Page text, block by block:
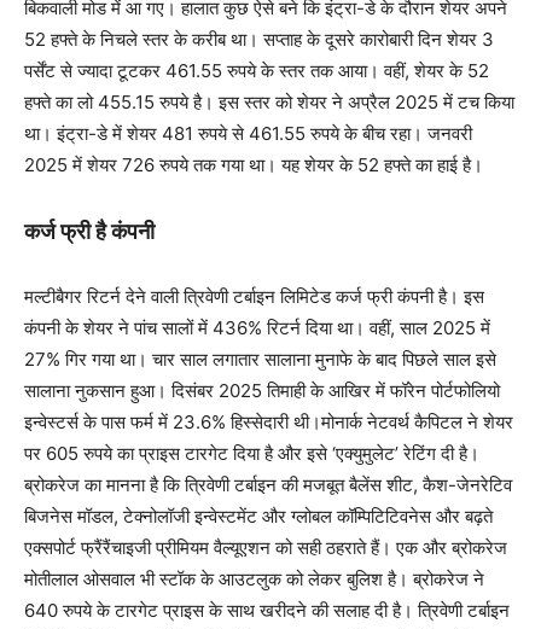
बिकवाली मोड में आ गए। हालात कुछ ऐसे बने कि इंट्रा-डे के दौरान शेयर अपने
52 हफ्ते के निचले स्तर के करीब था। सप्ताह के दूसरे कारोबारी दिन शेयर 3
पर्सेंट से ज्यादा टूटकर 461.55 रुपये के स्तर तक आया। वहीं, शेयर के 52
हफ्ते का लो 455.15 रुपये है। इस स्तर को शेयर ने अप्रैल 2025 में टच किया
था। इंट्रा-डे में शेयर 481 रुपये से 461.55 रुपये के बीच रहा। जनवरी
2025 में शेयर 726 रुपये तक गया था। यह शेयर के 52 हफ्ते का हाई है।
कर्ज फ्री है कंपनी
मल्टीबैगर रिटर्न देने वाली त्रिवेणी टर्बाइन लिमिटेड कर्ज फ्री कंपनी है। इस
कंपनी के शेयर ने पांच सालों में 436% रिटर्न दिया था। वहीं, साल 2025 में
27% गिर गया था। चार साल लगातार सालाना मुनाफे के बाद पिछले साल इसे
सालाना नुकसान हुआ। दिसंबर 2025 तिमाही के आखिर में फॉरेन पोर्टफोलियो
इन्वेस्टर्स के पास फर्म में 23.6% हिस्सेदारी थी।मोनार्क नेटवर्थ कैपिटल ने शेयर
पर 605 रुपये का प्राइस टारगेट दिया है और इसे ‘एक्युमुलेट’ रेटिंग दी है।
ब्रोकरेज का मानना ​​है कि त्रिवेणी टर्बाइन की मजबूत बैलेंस शीट, कैश-जेनरेटिव
बिजनेस मॉडल, टेक्नोलॉजी इन्वेस्टमेंट और ग्लोबल कॉम्पिटिटिवनेस और बढ़ते
एक्सपोर्ट फ्रैंरैंचाइजी प्रीमियम वैल्यूएशन को सही ठहराते हैं। एक और ब्रोकरेज
मोतीलाल ओसवाल भी स्टॉक के आउटलुक को लेकर बुलिश है। ब्रोकरेज ने
640 रुपये के टारगेट प्राइस के साथ खरीदने की सलाह दी है। त्रिवेणी टर्बाइन